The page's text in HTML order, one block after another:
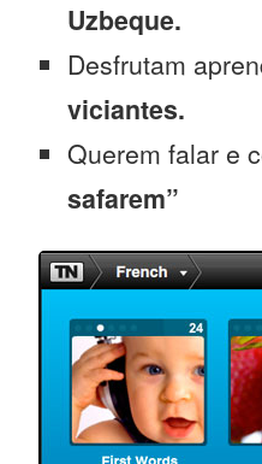
Uzbeque.
Desfrutam
viciantes.
Querem falar e
safarem”